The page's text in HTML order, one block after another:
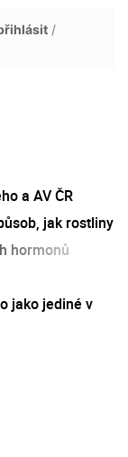
/
a AV ČR
jak rostliny
hormonů
jako jediné v